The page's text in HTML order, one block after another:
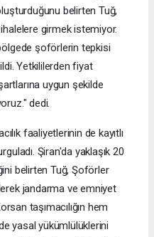
belirten Tuğ,
girmek istemiyor.
şoförlerin tepkisi
Yetkililerden fiyat
uygun şekilde
dedi.
faaliyetlerinin de kayıtlı
Şiran'da yaklaşık 20
belirten Tuğ, Şoförler
jandarma ve emniyet
taşımacılığın hem
yasal yükümlülüklerini